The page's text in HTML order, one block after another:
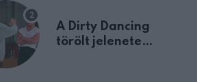
A Dirty Dancing
törölt jelenete